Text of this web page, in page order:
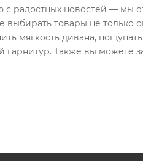
с радостных новостей — мы
выбирать товары не только
мягкость дивана,
гарнитур. Также вы можете